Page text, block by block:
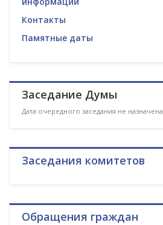
Контакты
Памятные даты
Заседание Думы
Дата очередного заседания не назначена
Заседания комитетов
Обращения граждан